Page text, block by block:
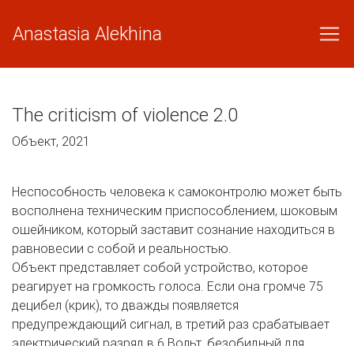
Anastasia Alekhina
The criticism of violence 2.0
Объект, 2021
Неспособность человека к самоконтролю может быть
восполнена техническим приспособлением, шоковым
ошейником, который заставит сознание находиться в
равновесии с собой и реальностью.
Объект представляет собой устройство, которое
реагирует на громкость голоса. Если она громче 75
децибел (крик), то дважды появляется
предупреждающий сигнал, в третий раз срабатывает
электрический разряд в 6 Вольт, безобидный для